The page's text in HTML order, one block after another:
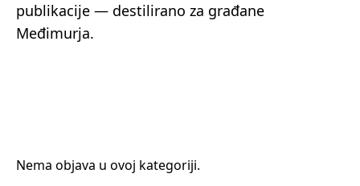
Linkovi
publikacije — destilirano za građane
Međimurja.
Nema objava u ovoj kategoriji.